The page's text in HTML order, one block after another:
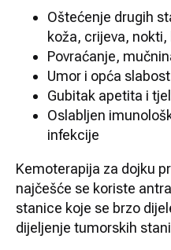
Oštećenje drugih
koža, crijeva,
Povraćanje,
Umor i opća slabost
Gubitak apetita i
Oslabljen
infekcije
Kemoterapija za dojku
najčešće se koriste
stanice koje se brzo
dijeljenje tumorskih